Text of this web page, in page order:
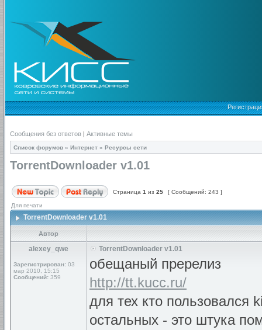
Сообщения без ответов | Активные темы
Список форумов » Интернет » Ресурсы сети
TorrentDownloader v1.01
Страница 1 из 25 [ Сообщений: 243 ]
Для печати
TorrentDownloader v1.01
Автор
alexey_qwe
Зарегистрирован: 03
мар 2010, 15:15
Сообщений: 359
TorrentDownloader v1.01
обещаный пререлиз
http://tt.kucc.ru/
для тех кто пользовался
остальных - это штука